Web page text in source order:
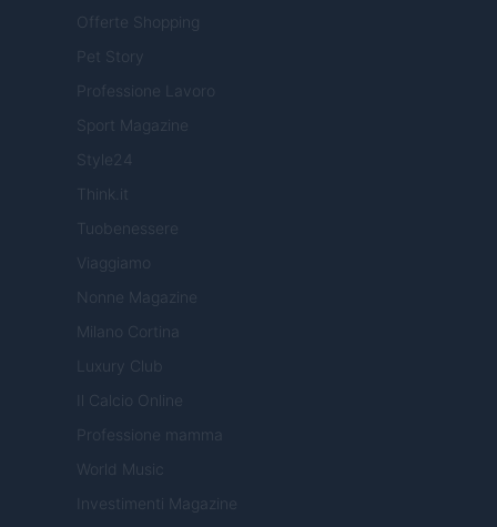
Offerte Shopping
Pet Story
Professione Lavoro
Sport Magazine
Style24
Think.it
Tuobenessere
Viaggiamo
Nonne Magazine
Milano Cortina
Luxury Club
Il Calcio Online
Professione mamma
World Music
Investimenti Magazine